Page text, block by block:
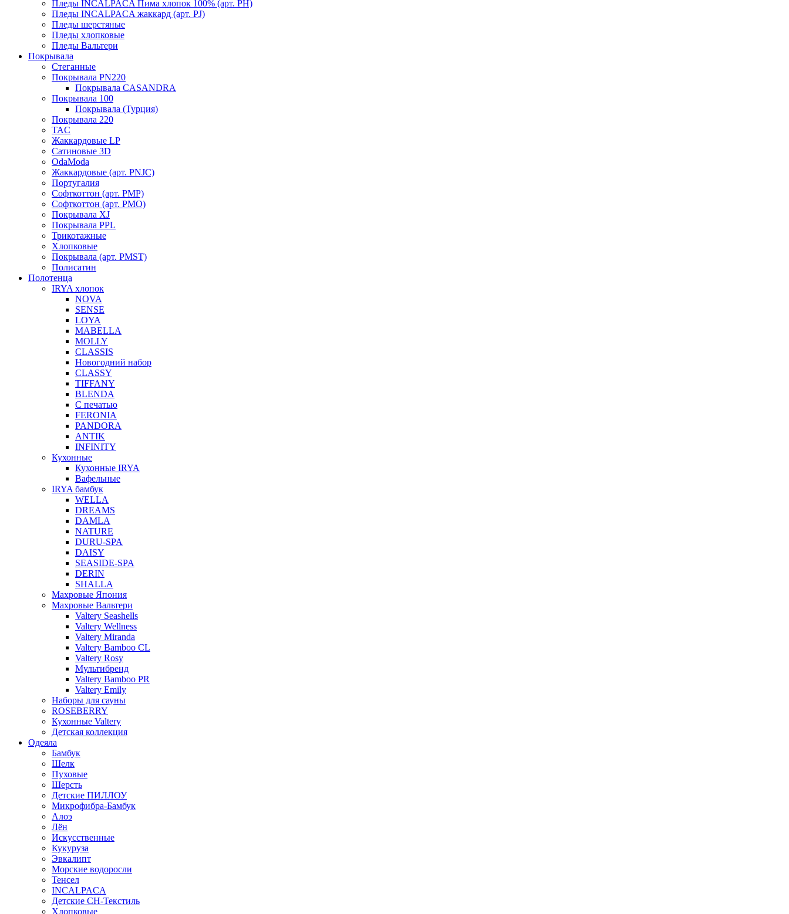
Пледы INCALPACA Пима хлопок 100% (арт. PH)
Пледы INCALPACA жаккард (арт. PJ)
Пледы шерстяные
Пледы хлопковые
Пледы Вальтери
Покрывала
Стеганные
Покрывала PN220
Покрывала CASANDRA
Покрывала 100
Покрывала (Турция)
Покрывала 220
TAC
Жаккардовые LP
Сатиновые 3D
OdaModa
Жаккардовые (арт. PNJC)
Португалия
Софткоттон (арт. PMP)
Софткоттон (арт. PMO)
Покрывала XJ
Покрывала PPL
Трикотажные
Хлопковые
Покрывала (арт. PMST)
Полисатин
Полотенца
IRYA хлопок
NOVA
SENSE
LOYA
MABELLA
MOLLY
CLASSIS
Новогодний набор
CLASSY
TIFFANY
BLENDA
С печатью
FERONIA
PANDORA
ANTIK
INFINITY
Кухонные
Кухонные IRYA
Вафельные
IRYA бамбук
WELLA
DREAMS
DAMLA
NATURE
DURU-SPA
DAISY
SEASIDE-SPA
DERIN
SHALLA
Махровые Япония
Махровые Вальтери
Valtery Seashells
Valtery Wellness
Valtery Miranda
Valtery Bamboo CL
Valtery Rosy
Мультибренд
Valtery Bamboo PR
Valtery Emily
Наборы для сауны
ROSEBERRY
Кухонные Valtery
Детская коллекция
Одеяла
Бамбук
Шелк
Пуховые
Шерсть
Детские ПИЛЛОУ
Микрофибра-Бамбук
Алоэ
Лён
Искусственные
Кукуруза
Эвкалипт
Морские водоросли
Тенсел
INCALPACA
Детские СН-Текстиль
Хлопковые